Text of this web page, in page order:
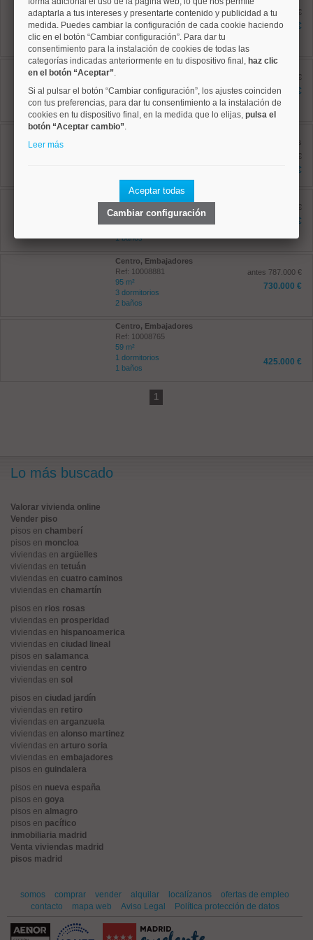
Ref: 10008931
77 m²
2 dormitorios
1 baños
antes 632.000 €
601.100 €
Centro, Sol
Ref: 10008802
46 m²
1 baños
antes 469.000 €
361.000 €
Centro, Justicia
antes
1.969.000 €
1.650.000 €
Centro, Justicia
34 m²
1 dormitorios
1 baños
antes 369.000 €
302.300 €
Centro, Embajadores
Ref: 10008881
95 m²
3 dormitorios
2 baños
antes 787.000 €
730.000 €
Centro, Embajadores
Ref: 10008765
59 m²
1 dormitorios
1 baños
425.000 €
1
Lo más buscado
Valorar vivienda online
Vender piso
pisos en chamberí
pisos en moncloa
viviendas en argüelles
viviendas en tetuán
viviendas en cuatro caminos
viviendas en chamartín
pisos en rios rosas
viviendas en prosperidad
viviendas en hispanoamerica
viviendas en ciudad lineal
pisos en salamanca
viviendas en centro
viviendas en sol
pisos en ciudad jardín
viviendas en retiro
viviendas en arganzuela
viviendas en alonso martinez
viviendas en arturo soria
viviendas en embajadores
pisos en guindalera
pisos en nueva españa
pisos en goya
pisos en almagro
pisos en pacífico
inmobiliaria madrid
Venta viviendas madrid
pisos madrid
somos comprar vender alquilar localízanos
ofertas de empleo
contacto
mapa web Aviso Legal Política protección de datos
adaptarla a tus intereses y presentarte contenido y publicidad a tu
medida. Puedes cambiar la configuración de cada cookie haciendo
clic en el botón “Cambiar configuración”. Para dar tu
consentimiento para la instalación de cookies de todas las
categorías indicadas anteriormente en tu dispositivo final, haz clic
en el botón “Aceptar”.
Si al pulsar el botón “Cambiar configuración”, los ajustes coinciden
con tus preferencias, para dar tu consentimiento a la instalación de
cookies en tu dispositivo final, en la medida que lo elijas, pulsa el
botón “Aceptar cambio”.
Leer más
Aceptar todas
Cambiar configuración